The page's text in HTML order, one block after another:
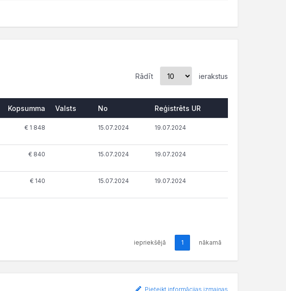
Rādīt ierakstus
Kopsumma Valsts No Reģistrēts UR
€ 1 848 15.07.2024 19.07.2024
€ 840 15.07.2024 19.07.2024
€ 140 15.07.2024 19.07.2024
iepriekšējā 1 nākamā
Pieteikt informācijas izmaiņas